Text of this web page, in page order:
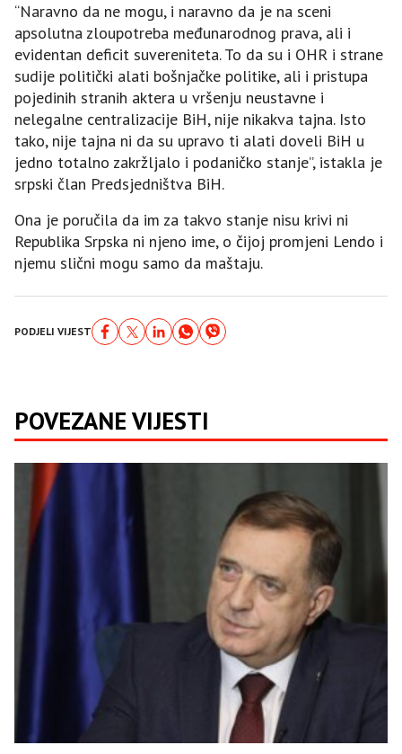
“Naravno da ne mogu, i naravno da je na sceni
apsolutna zloupotreba međunarodnog prava, ali i
evidentan deficit suvereniteta. To da su i OHR i strane
sudije politički alati bošnjačke politike, ali i pristupa
pojedinih stranih aktera u vršenju neustavne i
nelegalne centralizacije BiH, nije nikakva tajna. Isto
tako, nije tajna ni da su upravo ti alati doveli BiH u
jedno totalno zakržljalo i podaničko stanje”, istakla je
srpski član Predsjedništva BiH.
Ona je poručila da im za takvo stanje nisu krivi ni
Republika Srpska ni njeno ime, o čijoj promjeni Lendo i
njemu slični mogu samo da maštaju.
PODJELI VIJEST
POVEZANE VIJESTI